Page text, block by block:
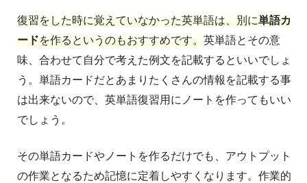
復習をした時に覚えていなかった英単語は、別に単語カ
ードを作るというのもおすすめです。 英単語とその意
味、合わせて自分で考えた例文を記載するといいでしょ
う。単語カードだとあまりたくさんの情報を記載する事
は出来ないので、英単語復習用にノートを作ってもいい
でしょう。
その単語カードやノートを作るだけでも、アウトプット
の作業となるため記憶に定着しやすくなります。作業的